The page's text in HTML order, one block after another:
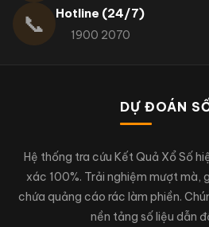
📞 Hotline (24/7)
1900 2070
DỰ ĐOÁN
Hệ thống tra cứu Kết Quả Xổ Số
xác 100%. Trải nghiệm mượt mà,
chứa quảng cáo rác làm phiền.
nền tảng số liệu dẫn